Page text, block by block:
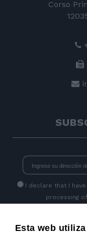
Corso
I declare that I
processing
Esta web